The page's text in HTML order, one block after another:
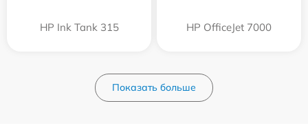
HP Ink Tank 315 HP OfficeJet 7000
Показать больше